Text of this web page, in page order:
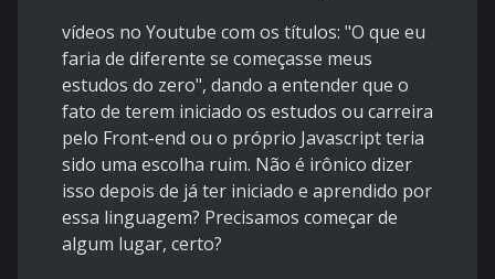
vídeos no Youtube com os títulos: "O que eu
faria de diferente se começasse meus
estudos do zero", dando a entender que o
fato de terem iniciado os estudos ou carreira
pelo Front-end ou o próprio Javascript teria
sido uma escolha ruim. Não é irônico dizer
isso depois de já ter iniciado e aprendido por
essa linguagem? Precisamos começar de
algum lugar, certo?